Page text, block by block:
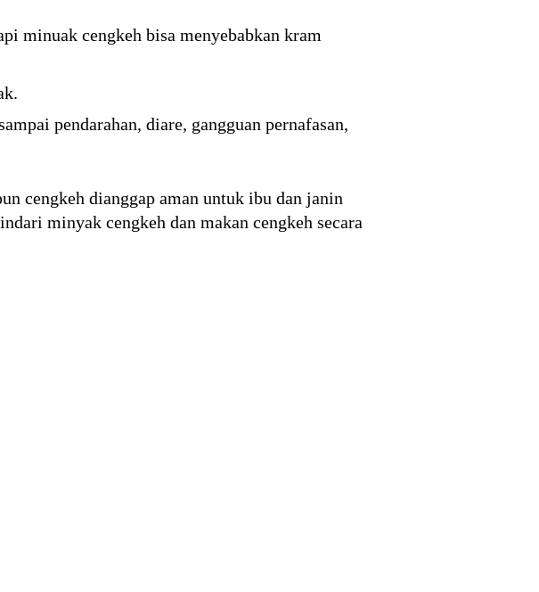
minuak cengkeh bisa menyebabkan kram
pendarahan, diare, gangguan pernafasan,
cengkeh dianggap aman untuk ibu dan janin
minyak cengkeh dan makan cengkeh secara